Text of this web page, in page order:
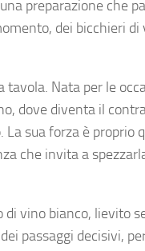
preparazione che
dei bicchieri di
Nata per le
dove diventa il
sua forza è proprio
che invita a
di vino bianco, lievito
passaggi decisivi,